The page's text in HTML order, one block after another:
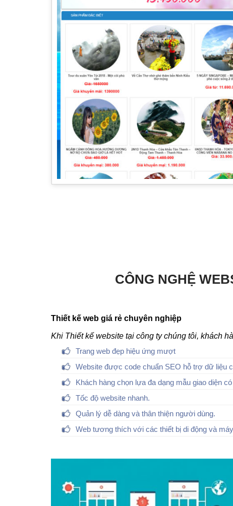
CÔNG NGHỆ
Thiết kế web giá rẻ chuyên nghiệp
Khi Thiết kế website tại công ty chúng tôi, khách
Trang web đẹp hiệu ứng mượt
Website được code chuẩn SEO hỗ trợ dữ liệu
Khách hàng chọn lựa đa dạng mẫu giao diện
Tốc độ website nhanh.
Quản lý dễ dàng và thân thiện người dùng.
Web tương thích với các thiết bị di động và